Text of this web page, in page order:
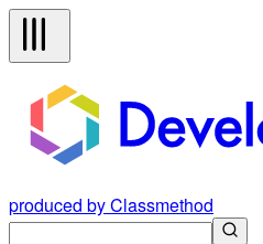
produced by Classmethod